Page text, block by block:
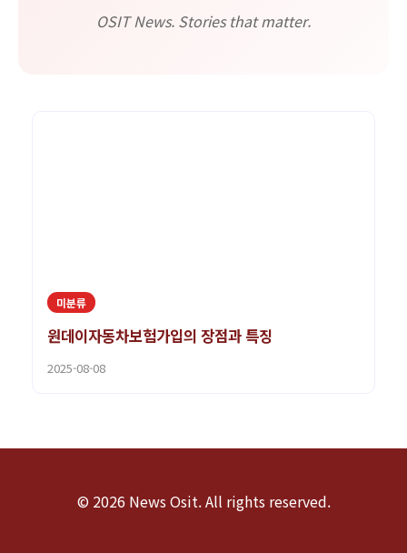
OSIT News. Stories that matter.
미분류
원데이자동차보험가입의 장점과 특징
2025-08-08
© 2026 News Osit. All rights reserved.